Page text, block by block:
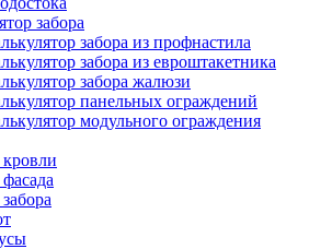
забора
забора из профнастила
забора из евроштакетника
забора жалюзи
панельных ограждений
модульного ограждения